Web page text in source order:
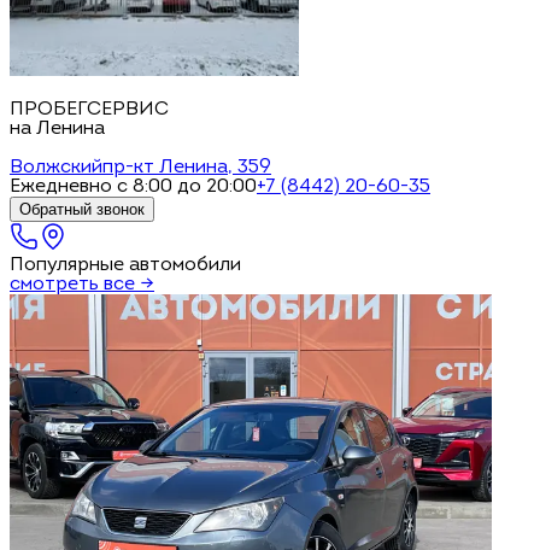
ПРОБЕГСЕРВИС
на Ленина
Волжскийпр-кт Ленина, 359
Ежедневно с 8:00 до 20:00+7 (8442) 20-60-35
Обратный звонок
Популярные автомобили
смотреть все →